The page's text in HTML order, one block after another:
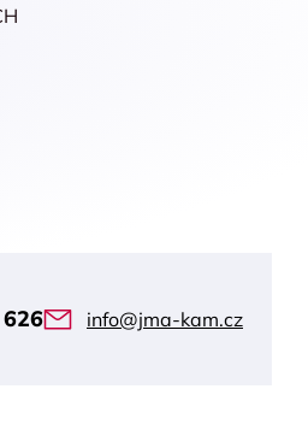
info@jma-kam.cz